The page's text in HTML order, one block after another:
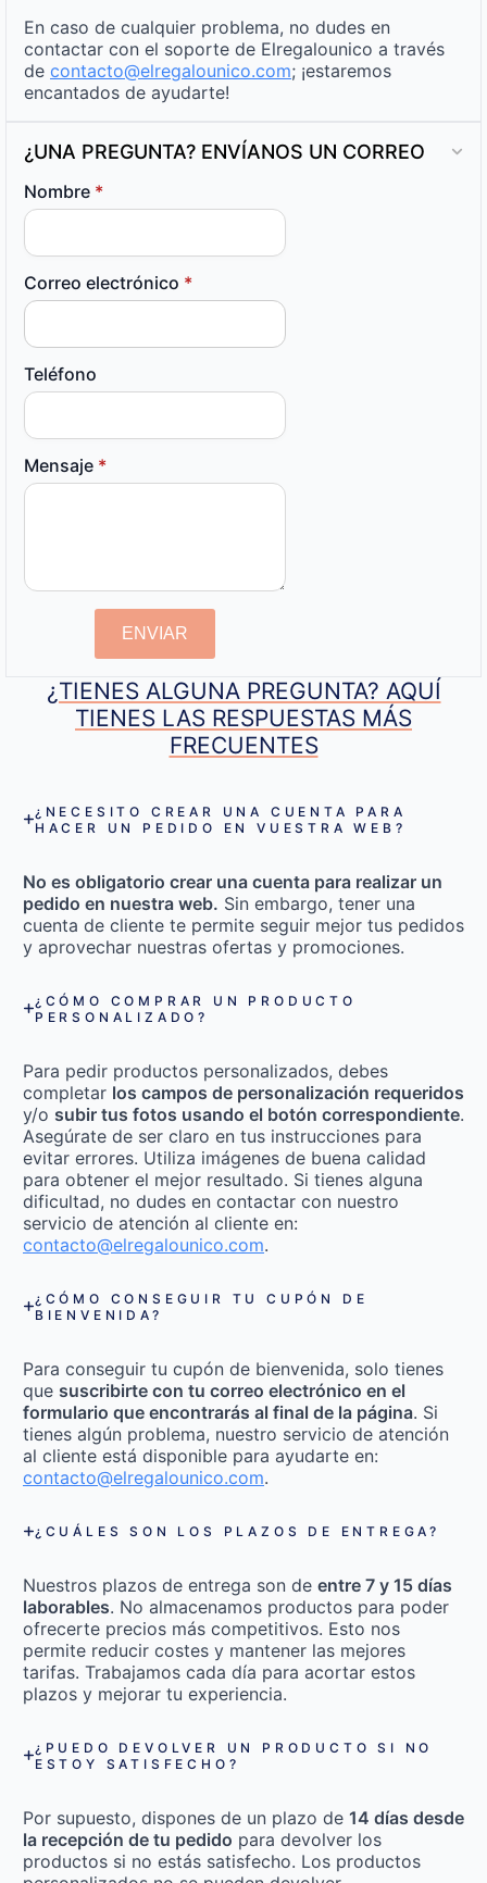
En caso de cualquier problema, no dudes en
contactar con el soporte de Elregalounico a través
de contacto@elregalounico.com; ¡estaremos
encantados de ayudarte!
¿UNA PREGUNTA? ENVÍANOS UN CORREO
Nombre *
Correo electrónico *
Teléfono
Mensaje *
ENVIAR
¿TIENES ALGUNA PREGUNTA? AQUÍ
TIENES LAS RESPUESTAS MÁS
FRECUENTES
¿NECESITO CREAR UNA CUENTA PARA
HACER UN PEDIDO EN VUESTRA WEB?
No es obligatorio crear una cuenta para realizar un
pedido en nuestra web. Sin embargo, tener una
cuenta de cliente te permite seguir mejor tus pedidos
y aprovechar nuestras ofertas y promociones.
¿CÓMO COMPRAR UN PRODUCTO
PERSONALIZADO?
Para pedir productos personalizados, debes
completar los campos de personalización requeridos
y/o subir tus fotos usando el botón correspondiente.
Asegúrate de ser claro en tus instrucciones para
evitar errores. Utiliza imágenes de buena calidad
para obtener el mejor resultado. Si tienes alguna
dificultad, no dudes en contactar con nuestro
servicio de atención al cliente en:
contacto@elregalounico.com.
¿CÓMO CONSEGUIR TU CUPÓN DE
BIENVENIDA?
Para conseguir tu cupón de bienvenida, solo tienes
que suscribirte con tu correo electrónico en el
formulario que encontrarás al final de la página. Si
tienes algún problema, nuestro servicio de atención
al cliente está disponible para ayudarte en:
contacto@elregalounico.com.
¿CUÁLES SON LOS PLAZOS DE ENTREGA?
Nuestros plazos de entrega son de entre 7 y 15 días
laborables. No almacenamos productos para poder
ofrecerte precios más competitivos. Esto nos
permite reducir costes y mantener las mejores
tarifas. Trabajamos cada día para acortar estos
plazos y mejorar tu experiencia.
¿PUEDO DEVOLVER UN PRODUCTO SI NO
ESTOY SATISFECHO?
Por supuesto, dispones de un plazo de 14 días desde
la recepción de tu pedido para devolver los
productos si no estás satisfecho. Los productos